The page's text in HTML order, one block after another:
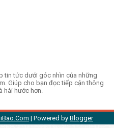
tin tức dưới góc nhìn của những
Giúp cho bạn đọc tiếp cận thông
hài hước hơn.
| Powered by Blogger